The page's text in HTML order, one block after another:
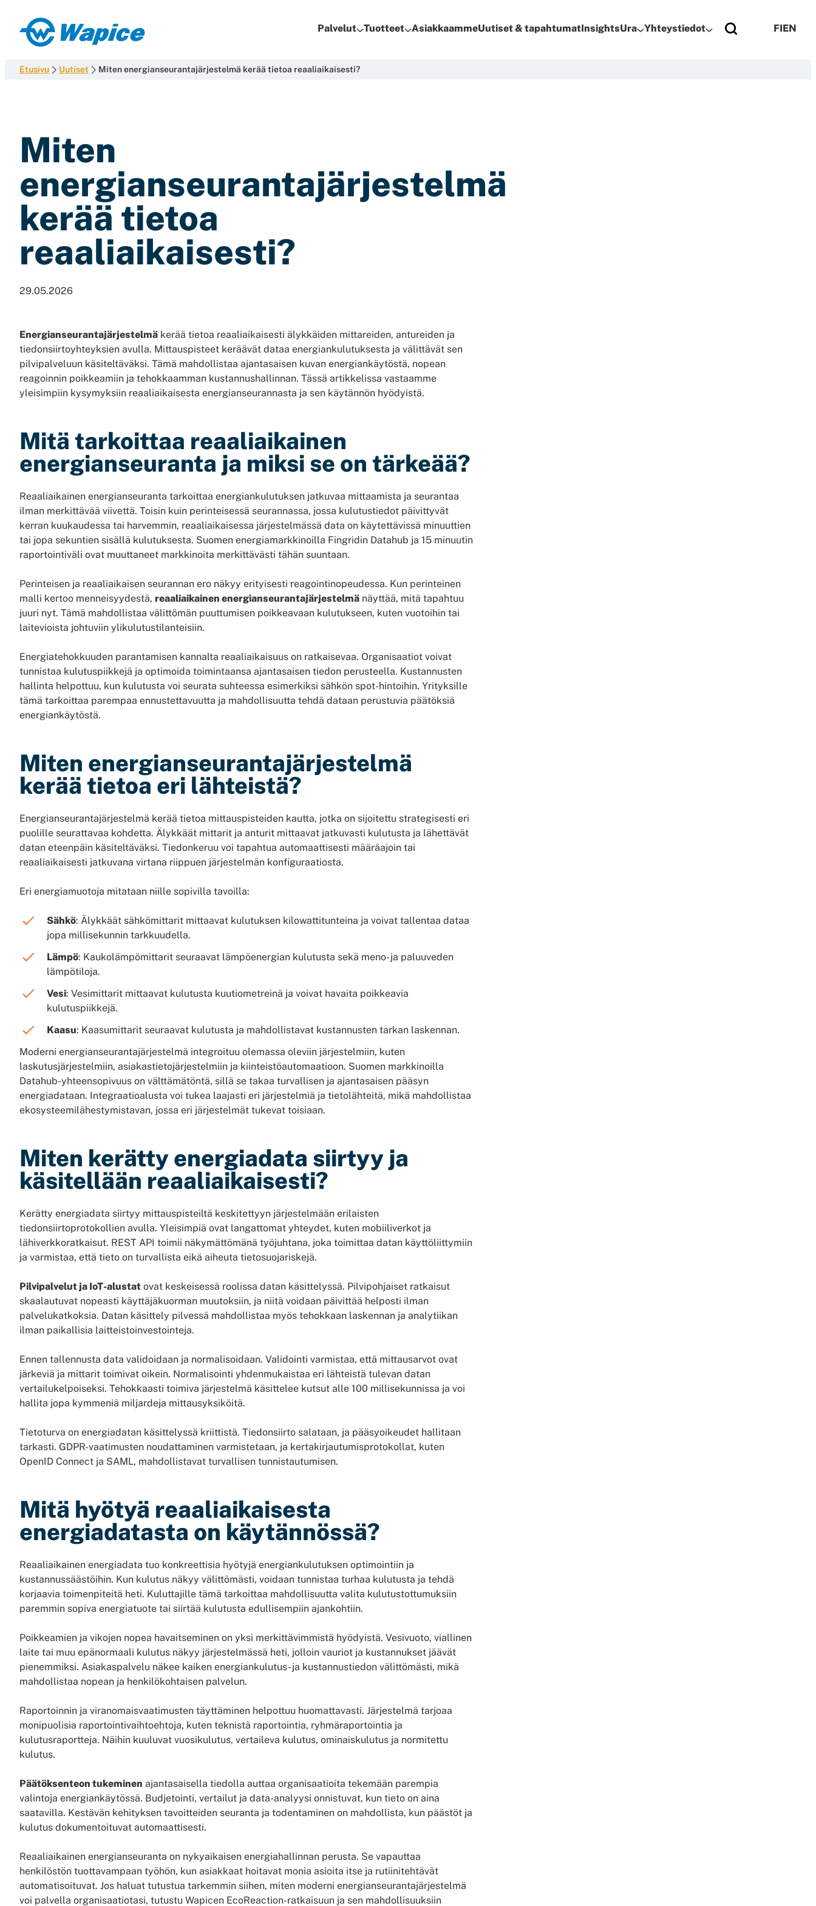
suoraan
sisältöön
Wapice
development
competence
Palvelut Tuotteet AsiakkaammeUutiset & tapahtumatInsightsUra Yhteystiedot FIEN
Etusivu Uutiset Miten energianseurantajärjestelmä kerää tietoa reaaliaikaisesti?
Miten
energianseurantajärjestelmä
kerää tietoa
reaaliaikaisesti?
29.05.2026
Energianseurantajärjestelmä kerää tietoa reaaliaikaisesti älykkäiden mittareiden, antureiden ja
tiedonsiirtoyhteyksien avulla. Mittauspisteet keräävät dataa energiankulutuksesta ja välittävät sen
pilvipalveluun käsiteltäväksi. Tämä mahdollistaa ajantasaisen kuvan energiankäytöstä, nopean
reagoinnin poikkeamiin ja tehokkaamman kustannushallinnan. Tässä artikkelissa vastaamme
yleisimpiin kysymyksiin reaaliaikaisesta energianseurannasta ja sen käytännön hyödyistä.
Mitä tarkoittaa reaaliaikainen
energianseuranta ja miksi se on tärkeää?
Reaaliaikainen energianseuranta tarkoittaa energiankulutuksen jatkuvaa mittaamista ja seurantaa
ilman merkittävää viivettä. Toisin kuin perinteisessä seurannassa, jossa kulutustiedot päivittyvät
kerran kuukaudessa tai harvemmin, reaaliaikaisessa järjestelmässä data on käytettävissä minuuttien
tai jopa sekuntien sisällä kulutuksesta. Suomen energiamarkkinoilla Fingridin Datahub ja 15 minuutin
raportointiväli ovat muuttaneet markkinoita merkittävästi tähän suuntaan.
Perinteisen ja reaaliaikaisen seurannan ero näkyy erityisesti reagointinopeudessa. Kun perinteinen
malli kertoo menneisyydestä, reaaliaikainen energianseurantajärjestelmä näyttää, mitä tapahtuu
juuri nyt. Tämä mahdollistaa välittömän puuttumisen poikkeavaan kulutukseen, kuten vuotoihin tai
laitevioista johtuviin ylikulutustilanteisiin.
Energiatehokkuuden parantamisen kannalta reaaliaikaisuus on ratkaisevaa. Organisaatiot voivat
tunnistaa kulutuspiikkejä ja optimoida toimintaansa ajantasaisen tiedon perusteella. Kustannusten
hallinta helpottuu, kun kulutusta voi seurata suhteessa esimerkiksi sähkön spot-hintoihin. Yrityksille
tämä tarkoittaa parempaa ennustettavuutta ja mahdollisuutta tehdä dataan perustuvia päätöksiä
energiankäytöstä.
Miten energianseurantajärjestelmä
kerää tietoa eri lähteistä?
Energianseurantajärjestelmä kerää tietoa mittauspisteiden kautta, jotka on sijoitettu strategisesti eri
puolille seurattavaa kohdetta. Älykkäät mittarit ja anturit mittaavat jatkuvasti kulutusta ja lähettävät
datan eteenpäin käsiteltäväksi. Tiedonkeruu voi tapahtua automaattisesti määräajoin tai
reaaliaikaisesti jatkuvana virtana riippuen järjestelmän konfiguraatiosta.
Eri energiamuotoja mitataan niille sopivilla tavoilla:
Sähkö: Älykkäät sähkömittarit mittaavat kulutuksen kilowattitunteina ja voivat tallentaa dataa
jopa millisekunnin tarkkuudella.
Lämpö: Kaukolämpömittarit seuraavat lämpöenergian kulutusta sekä meno- ja paluuveden
lämpötiloja.
Vesi: Vesimittarit mittaavat kulutusta kuutiometreinä ja voivat havaita poikkeavia
kulutuspiikkejä.
Kaasu: Kaasumittarit seuraavat kulutusta ja mahdollistavat kustannusten tarkan laskennan.
Moderni energianseurantajärjestelmä integroituu olemassa oleviin järjestelmiin, kuten
laskutusjärjestelmiin, asiakastietojärjestelmiin ja kiinteistöautomaatioon. Suomen markkinoilla
Datahub-yhteensopivuus on välttämätöntä, sillä se takaa turvallisen ja ajantasaisen pääsyn
energiadataan. Integraatioalusta voi tukea laajasti eri järjestelmiä ja tietolähteitä, mikä mahdollistaa
ekosysteemilähestymistavan, jossa eri järjestelmät tukevat toisiaan.
Miten kerätty energiadata siirtyy ja
käsitellään reaaliaikaisesti?
Kerätty energiadata siirtyy mittauspisteiltä keskitettyyn järjestelmään erilaisten
tiedonsiirtoprotokollien avulla. Yleisimpiä ovat langattomat yhteydet, kuten mobiiliverkot ja
lähiverkkoratkaisut. REST API toimii näkymättömänä työjuhtana, joka toimittaa datan käyttöliittymiin
ja varmistaa, että tieto on turvallista eikä aiheuta tietosuojariskejä.
Pilvipalvelut ja IoT-alustat ovat keskeisessä roolissa datan käsittelyssä. Pilvipohjaiset ratkaisut
skaalautuvat nopeasti käyttäjäkuorman muutoksiin, ja niitä voidaan päivittää helposti ilman
palvelukatkoksia. Datan käsittely pilvessä mahdollistaa myös tehokkaan laskennan ja analytiikan
ilman paikallisia laitteistoinvestointeja.
Ennen tallennusta data validoidaan ja normalisoidaan. Validointi varmistaa, että mittausarvot ovat
järkeviä ja mittarit toimivat oikein. Normalisointi yhdenmukaistaa eri lähteistä tulevan datan
vertailukelpoiseksi. Tehokkaasti toimiva järjestelmä käsittelee kutsut alle 100 millisekunnissa ja voi
hallita jopa kymmeniä miljardeja mittausyksiköitä.
Tietoturva on energiadatan käsittelyssä kriittistä. Tiedonsiirto salataan, ja pääsyoikeudet hallitaan
tarkasti. GDPR-vaatimusten noudattaminen varmistetaan, ja kertakirjautumisprotokollat, kuten
OpenID Connect ja SAML, mahdollistavat turvallisen tunnistautumisen.
Mitä hyötyä reaaliaikaisesta
energiadatasta on käytännössä?
Reaaliaikainen energiadata tuo konkreettisia hyötyjä energiankulutuksen optimointiin ja
kustannussäästöihin. Kun kulutus näkyy välittömästi, voidaan tunnistaa turhaa kulutusta ja tehdä
korjaavia toimenpiteitä heti. Kuluttajille tämä tarkoittaa mahdollisuutta valita kulutustottumuksiin
paremmin sopiva energiatuote tai siirtää kulutusta edullisempiin ajankohtiin.
Poikkeamien ja vikojen nopea havaitseminen on yksi merkittävimmistä hyödyistä. Vesivuoto, viallinen
laite tai muu epänormaali kulutus näkyy järjestelmässä heti, jolloin vauriot ja kustannukset jäävät
pienemmiksi. Asiakaspalvelu näkee kaiken energiankulutus- ja kustannustiedon välittömästi, mikä
mahdollistaa nopean ja henkilökohtaisen palvelun.
Raportoinnin ja viranomaisvaatimusten täyttäminen helpottuu huomattavasti. Järjestelmä tarjoaa
monipuolisia raportointivaihtoehtoja, kuten teknistä raportointia, ryhmäraportointia ja
kulutusraportteja. Näihin kuuluvat vuosikulutus, vertaileva kulutus, ominaiskulutus ja normitettu
kulutus.
Päätöksenteon tukeminen ajantasaisella tiedolla auttaa organisaatioita tekemään parempia
valintoja energiankäytössä. Budjetointi, vertailut ja data-analyysi onnistuvat, kun tieto on aina
saatavilla. Kestävän kehityksen tavoitteiden seuranta ja todentaminen on mahdollista, kun päästöt ja
kulutus dokumentoituvat automaattisesti.
Reaaliaikainen energianseuranta on nykyaikaisen energiahallinnan perusta. Se vapauttaa
henkilöstön tuottavampaan työhön, kun asiakkaat hoitavat monia asioita itse ja rutiinitehtävät
automatisoituvat. Jos haluat tutustua tarkemmin siihen, miten moderni energianseurantajärjestelmä
voi palvella organisaatiotasi, tutustu Wapicen EcoReaction-ratkaisuun ja sen mahdollisuuksiin